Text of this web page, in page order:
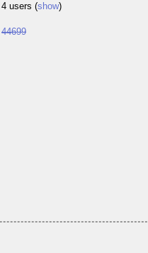
4 users (show)
44699